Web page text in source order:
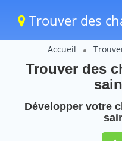
Trouver des
Accueil
Trouver des
Développer votre